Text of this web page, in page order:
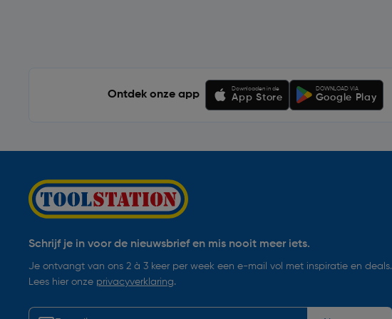
Ontdek onze app
Downloaden in de
App Store
DOWNLOAD VIA
Google Play
Schrijf je in voor de nieuwsbrief en mis nooit meer iets.
Je ontvangt van ons 2 à 3 keer per week een e-mail vol met inspiratie en deals.
Lees hier onze privacyverklaring.